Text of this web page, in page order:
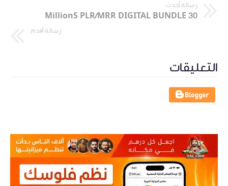
رسالة أحدث
30 MillionS PLR/MRR DIGITAL BUNDLE
رسالة أقدم
التعليقات